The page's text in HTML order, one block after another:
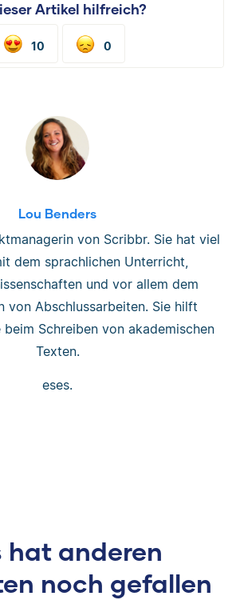
Artikel hilfreich?
10 0
Lou Benders
von Scribbr. Sie hat viel
dem sprachlichen Unterricht,
und vor allem dem
von Abschlussarbeiten. Sie hilft
beim Schreiben von akademischen
Texten.
eses.
hat anderen
noch gefallen